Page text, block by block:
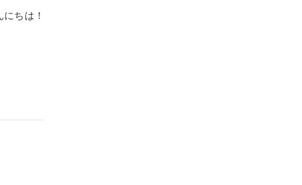
ちは！